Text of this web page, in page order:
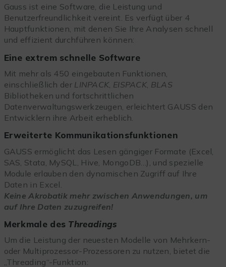
Gauss ist eine Software, die Leistung und
Benutzerfreundlichkeit vereint. Es verfügt über 4
Hauptfunktionen, mit denen Sie Ihre Analysen schnell
und effizient durchführen können:
Eine extrem schnelle Software
Mit mehr als 450 eingebauten Funktionen,
einschließlich der LINPACK, EISPACK, BLAS
Bibliotheken und fortschrittlichen
Datenverwaltungswerkzeugen, erleichtert GAUSS den
Entwicklern ihre Arbeit erheblich.
Erweiterte Kommunikationsfunktionen
GAUSS ermöglicht das Lesen gängiger Formate (Excel,
SAS, Stata, MySQL, Hive, MongoDB…), und spezielle
Module erlauben den dynamischen Zugriff auf Ihre
Daten in Excel.
Keine Akrobatik mehr zwischen Anwendungen, um
auf Ihre Daten zuzugreifen!
Merkmale des Threadings
Um die Leistung der neuesten Modelle von Mehrkern-
oder Multiprozessor-Prozessoren zu nutzen, bietet die
„Threading“-Funktion: